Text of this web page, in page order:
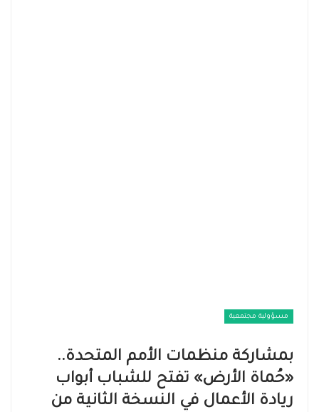
مسؤولية مجتمعية
بمشاركة منظمات الأمم المتحدة..
«حُماة الأرض» تفتح للشباب أبواب
ريادة الأعمال في النسخة الثانية من